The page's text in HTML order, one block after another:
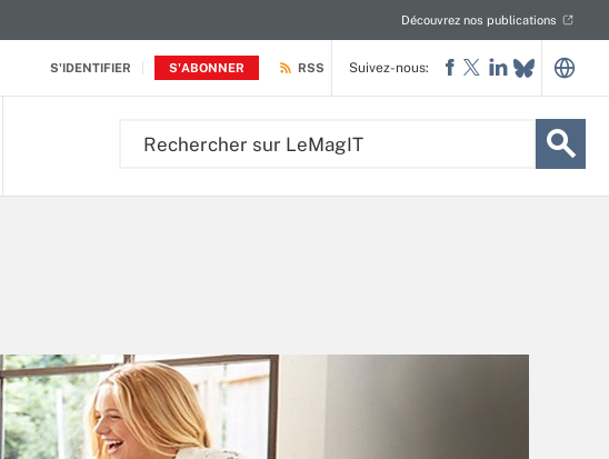
S'IDENTIFIER S'ABONNER
Découvrez nos publications
RSS Suivez-nous: